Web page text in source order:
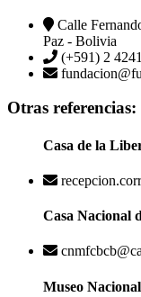
Calle
Paz - Bolivia
(+591) 2
Otras referencias:
Casa de la
Casa Nacional
Museo